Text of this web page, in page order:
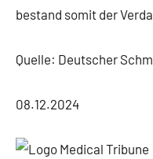
bestand somit der
Quelle: Deutscher
08.12.2024